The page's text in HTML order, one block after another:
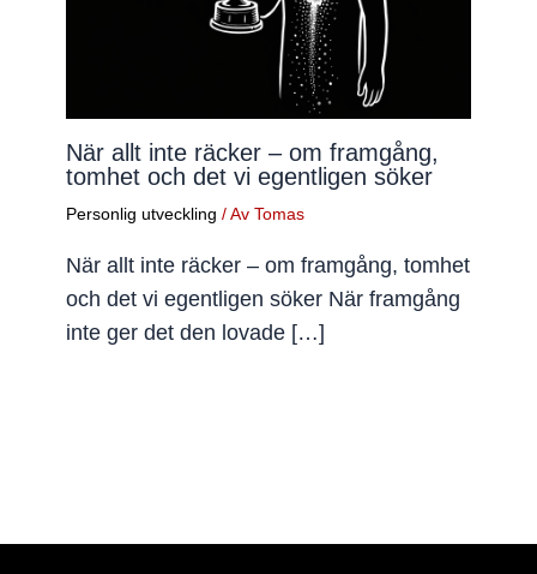
När allt inte räcker – om framgång,
tomhet och det vi egentligen söker
Personlig utveckling / Av Tomas
När allt inte räcker – om framgång, tomhet
och det vi egentligen söker När framgång
inte ger det den lovade […]